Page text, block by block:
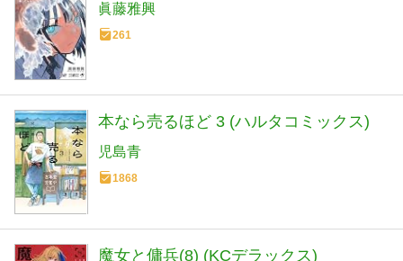
眞藤雅興
261
本なら売るほど 3 (ハルタコミックス)
児島青
1868
魔女と傭兵(8) (KCデラックス)